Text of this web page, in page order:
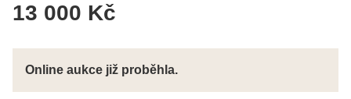
13 000 Kč
Online aukce již proběhla.